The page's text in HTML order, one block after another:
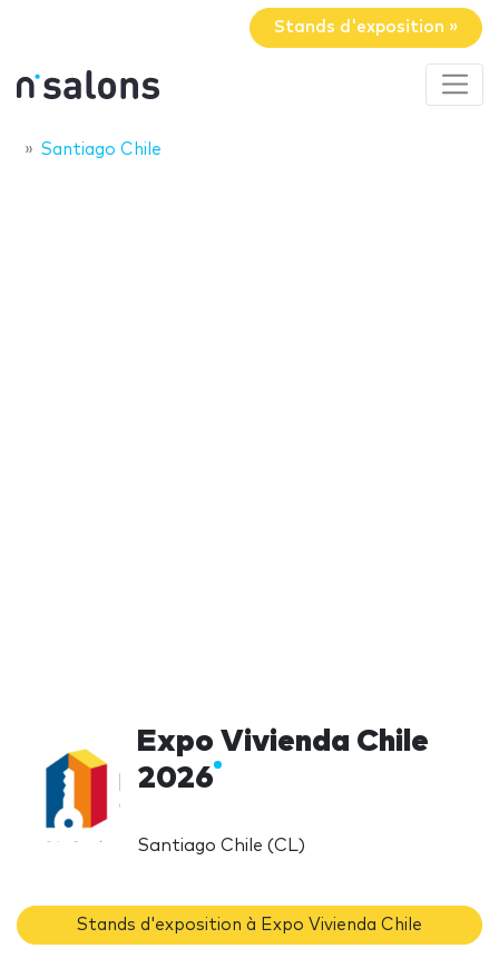
Stands d'exposition »
Santiago Chile
Expo Vivienda Chile
2026
Santiago Chile (CL)
Stands d'exposition à Expo Vivienda Chile